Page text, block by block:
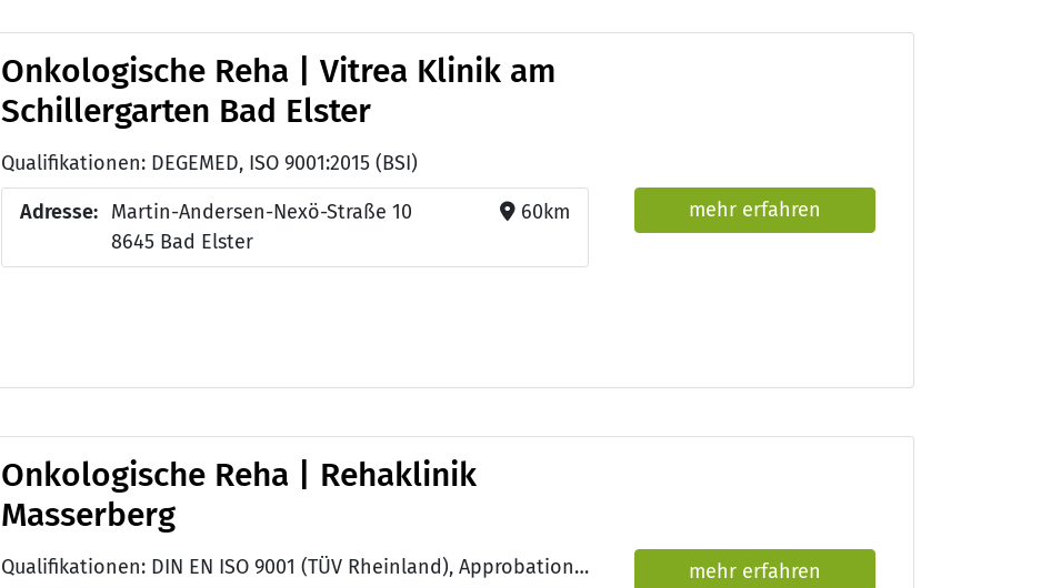
Onkologische Reha | Vitrea Klinik am
Schillergarten Bad Elster
Qualifikationen: DEGEMED, ISO 9001:2015 (BSI)
Adresse:
Martin-Andersen-Nexö-Straße 10
8645 Bad Elster
60km mehr erfahren
Onkologische Reha | Rehaklinik
Masserberg
Qualifikationen: DIN EN ISO 9001 (TÜV Rheinland), Approbation als Arzt/Ärztin, Facharzt/Fachärztin für Innere Medizin und Hämatologie und Onkologie
mehr erfahren